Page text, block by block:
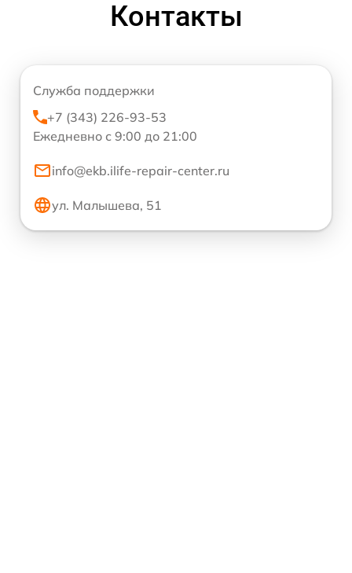
Контакты
Служба поддержки
+7 (343) 226-93-53
Ежедневно с 9:00 до 21:00
info@ekb.ilife-repair-center.ru
ул. Малышева, 51